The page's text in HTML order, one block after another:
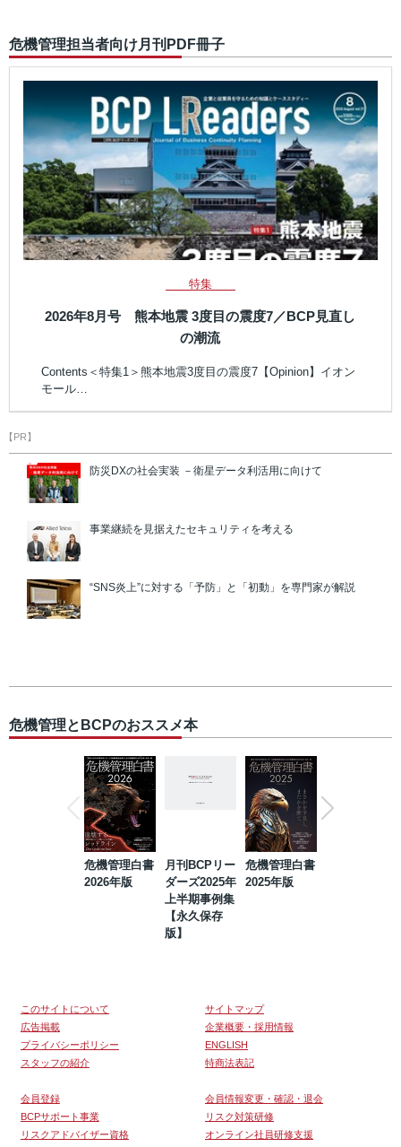
危機管理担当者向け月刊PDF冊子
特集
2026年8月号 熊本地震 3度目の震度7／BCP見直し
の潮流
Contents＜特集1＞熊本地震3度目の震度7【Opinion】イオン
モール…
【PR】
防災DXの社会実装 －衛星データ利活用に向けて
事業継続を見据えたセキュリティを考える
“SNS炎上”に対する「予防」と「初動」を専門家が解説
危機管理とBCPのおススメ本
危機管理白書
2026年版
月刊BCPリー
ダーズ2025年
上半期事例集
【永久保存
版】
危機管理白書
2025年版
このサイトについて
サイトマップ
広告掲載
企業概要・採用情報
プライバシーポリシー
ENGLISH
スタッフの紹介
特商法表記
会員登録
会員情報変更・確認・退会
BCPサポート事業
リスク対策研修
リスクアドバイザー資格
オンライン社員研修支援